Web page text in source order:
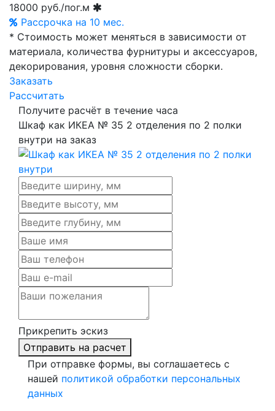
18000 руб./пог.м
Рассрочка на 10 мес.
* Стоимость может меняться в зависимости от
материала, количества фурнитуры и аксессуаров,
декорирования, уровня сложности сборки.
Заказать
Рассчитать
Получите расчёт в течение часа
Шкаф как ИКЕА № 35 2 отделения по 2 полки
внутри на заказ
Прикрепить эскиз
Отправить на расчет
При отправке формы, вы соглашаетесь с
нашей политикой обработки персональных
данных